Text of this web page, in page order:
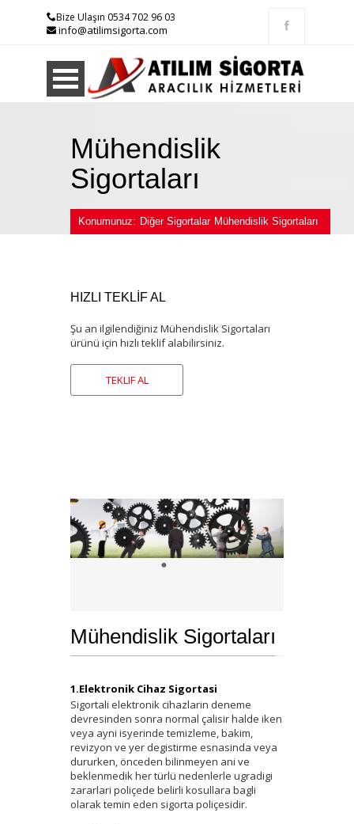
Bize Ulaşın 0534 702 96 03
info@atilimsigorta.com
Mühendislik
Sigortaları
Konumunuz: Diğer Sigortalar Mühendislik Sigortaları
HIZLI TEKLİF AL
Şu an ilgilendiğiniz Mühendislik Sigortaları
ürünü için hızlı teklif alabilirsiniz.
Mühendislik Sigortaları
1.Elektronik Cihaz Sigortasi
Sigortali elektronik cihazlarin deneme
devresinden sonra normal çalisir halde iken
veya ayni isyerinde temizleme, bakim,
revizyon ve yer degistirme esnasinda veya
dururken, önceden bilinmeyen ani ve
beklenmedik her türlü nedenlerle ugradigi
zararlari poliçede belirli kosullara bagli
olarak temin eden sigorta poliçesidir.